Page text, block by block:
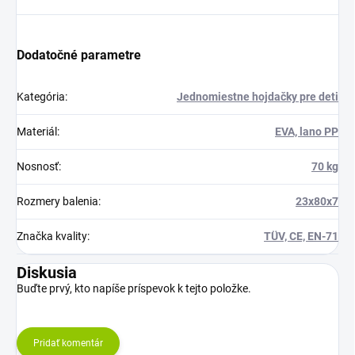
Dodatočné parametre
Kategória: Jednomiestne hojdačky pre deti
Materiál : EVA, lano PP
Nosnosť: 70 kg
Rozmery balenia: 23x80x7
Značka kvality: TÜV, CE, EN-71
Diskusia
Buďte prvý, kto napíše príspevok k tejto položke.
Pridať komentár